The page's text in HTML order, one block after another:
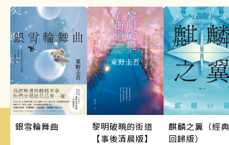
銀雪輪舞曲
黎明破曉的街道
【事後清晨版】
麒麟之翼（經典
回歸版）